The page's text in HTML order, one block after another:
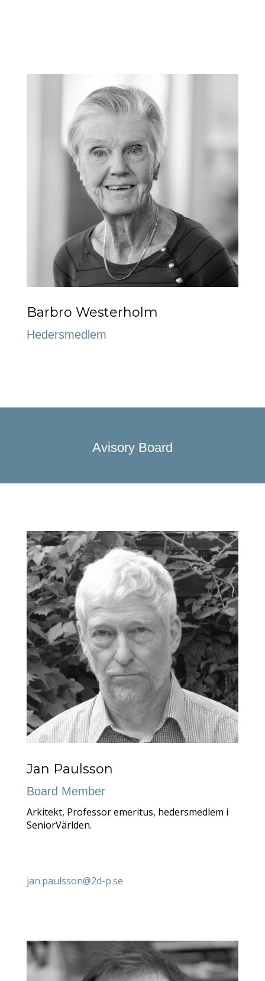
Barbro Westerholm
Hedersmedlem
Avisory Board
Jan Paulsson
Board Member
Arkitekt, Professor emeritus, hedersmedlem i
SeniorVärlden.
jan.paulsson@2d-p.se